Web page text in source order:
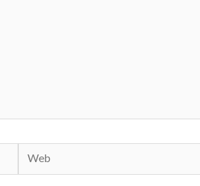
Web